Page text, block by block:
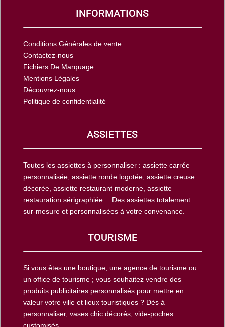
INFORMATIONS
Conditions Générales de vente
Contactez-nous
Fichiers De Marquage
Mentions Légales
Découvrez-nous
Politique de confidentialité
ASSIETTES
Toutes les assiettes à personnaliser : assiette carrée
personnalisée, assiette ronde logotée, assiette creuse
décorée, assiette restaurant moderne, assiette
restauration sérigraphiée… Des assiettes totalement
sur-mesure et personnalisées à votre convenance.
TOURISME
Si vous êtes une boutique, une agence de tourisme ou
un office de tourisme ; vous souhaitez vendre des
produits publicitaires personnalisés pour mettre en
valeur votre ville et lieux touristiques ? Dés à
personnaliser, vases chic décorés, vide-poches
customisés…